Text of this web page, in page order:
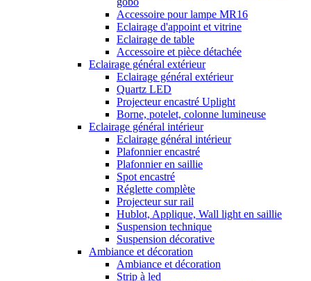
Accessoire pour lampe MR16
Eclairage d'appoint et vitrine
Eclairage de table
Accessoire et pièce détachée
Eclairage général extérieur
Eclairage général extérieur
Quartz LED
Projecteur encastré Uplight
Borne, potelet, colonne lumineuse
Eclairage général intérieur
Eclairage général intérieur
Plafonnier encastré
Plafonnier en saillie
Spot encastré
Réglette complète
Projecteur sur rail
Hublot, Applique, Wall light en saillie
Suspension technique
Suspension décorative
Ambiance et décoration
Ambiance et décoration
Strip à led